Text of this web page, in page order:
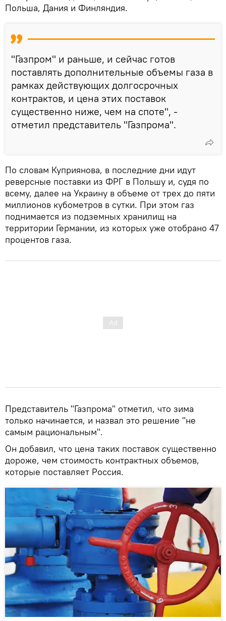
Польша, Дания и Финляндия.
"Газпром" и раньше, и сейчас готов
поставлять дополнительные объемы газа в
рамках действующих долгосрочных
контрактов, и цена этих поставок
существенно ниже, чем на споте", -
отметил представитель "Газпрома".
По словам Куприянова, в последние дни идут
реверсные поставки из ФРГ в Польшу и, судя по
всему, далее на Украину в объеме от трех до пяти
миллионов кубометров в сутки. При этом газ
поднимается из подземных хранилищ на
территории Германии, из которых уже отобрано 47
процентов газа.
Представитель "Газпрома" отметил, что зима
только начинается, и назвал это решение "не
самым рациональным".
Он добавил, что цена таких поставок существенно
дороже, чем стоимость контрактных объемов,
которые поставляет Россия.